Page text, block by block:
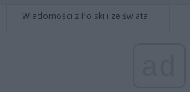
Wiadomości z Polski i ze świata